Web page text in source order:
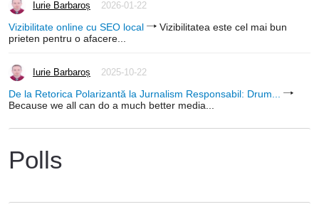
Iurie Barbaroș 2026-01-22
Vizibilitate online cu SEO local
Vizibilitatea este cel mai bun
prieten pentru o afacere...
Iurie Barbaroș 2025-10-22
De la Retorica Polarizantă la Jurnalism Responsabil: Drum...
Because we all can do a much better media...
Polls